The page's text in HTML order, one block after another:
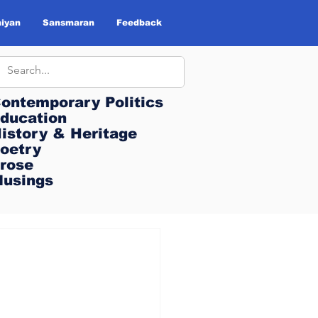
Sansmaran Feedback
Politics
& Heritage
Politics
& Heritage